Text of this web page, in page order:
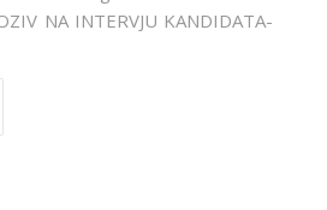
NA INTERVJU KANDIDATA-